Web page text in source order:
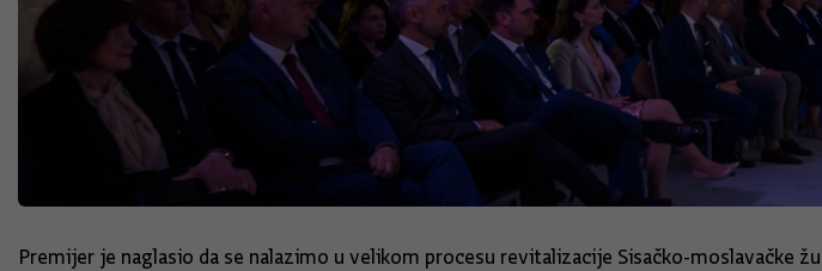
Premijer je naglasio da se nalazimo u velikom procesu revitalizacije Sisačko-moslavačke